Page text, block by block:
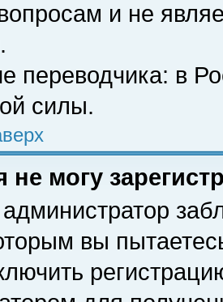
и не
переводчика: в
силы.
не могу
вы